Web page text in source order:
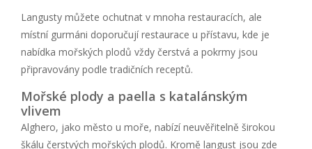
Langusty můžete ochutnat v mnoha restauracích, ale
místní gurmáni doporučují restaurace u přístavu, kde je
nabídka mořských plodů vždy čerstvá a pokrmy jsou
připravovány podle tradičních receptů.
Mořské plody a paella s katalánským
vlivem
Alghero, jako město u moře, nabízí neuvěřitelně širokou
škálu čerstvých mořských plodů. Kromě langust jsou zde